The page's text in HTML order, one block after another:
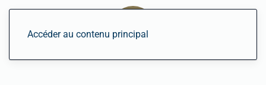
Accéder au contenu principal